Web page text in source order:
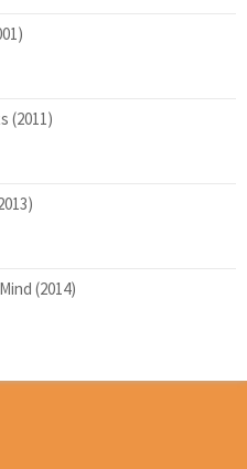
(2011)
(2014)